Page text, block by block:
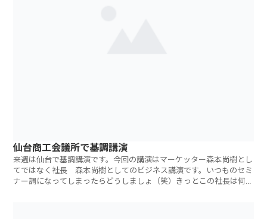
仙台商工会議所で基調講演
来週は仙台で基調講演です。今回の講演はマーケッター森本尚樹とし
てではなく社長 森本尚樹としてのビジネス講演です。いつものセミ
ナー調になってしまったらどうしましょ（笑）きっとこの社長は何者